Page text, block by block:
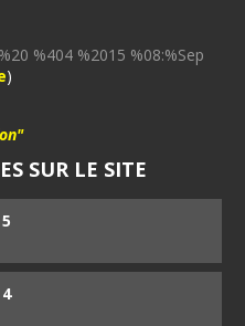
%404 %2015 %08:%Sep
)
SUR LE SITE